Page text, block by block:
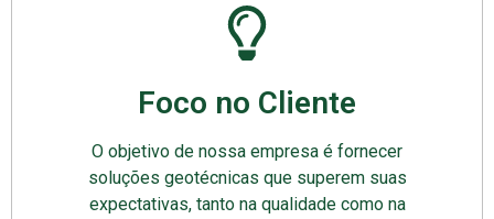
Foco no Cliente
O objetivo de nossa empresa é fornecer
soluções geotécnicas que superem suas
expectativas, tanto na qualidade como na